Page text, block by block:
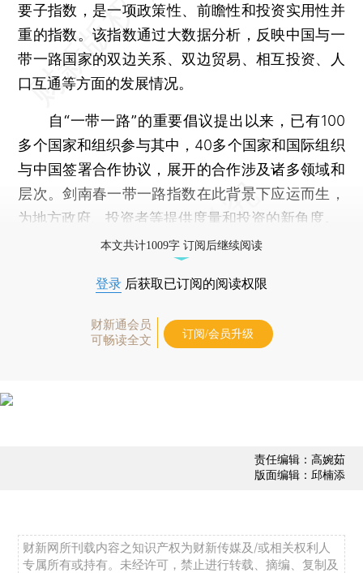
要子指数，是一项政策性、前瞻性和投资实用性并
重的指数。该指数通过大数据分析，反映中国与一
带一路国家的双边关系、双边贸易、相互投资、人
口互通等方面的发展情况。
自“一带一路”的重要倡议提出以来，已有100
多个国家和组织参与其中，40多个国家和国际组织
与中国签署合作协议，展开的合作涉及诸多领域和
层次。剑南春一带一路指数在此背景下应运而生，
为地方政府、投资者等提供度量和投资的新角度。
本文共计1009字 订阅后继续阅读
登录 后获取已订阅的阅读权限
财新通会员
可畅读全文
订阅/会员升级
责任编辑：高婉茹
版面编辑：邱楠添
财新网所刊载内容之知识产权为财新传媒及/或相关权利人
专属所有或持有。未经许可，禁止进行转载、摘编、复制及